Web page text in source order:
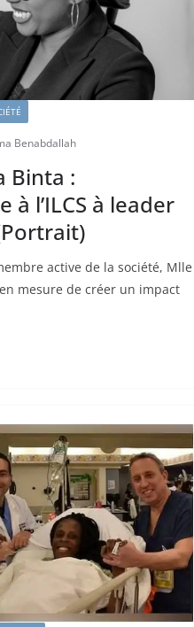
Benabdallah
Binta :
à l’ILCS à leader
active de la société, Mlle
mesure de créer un impact